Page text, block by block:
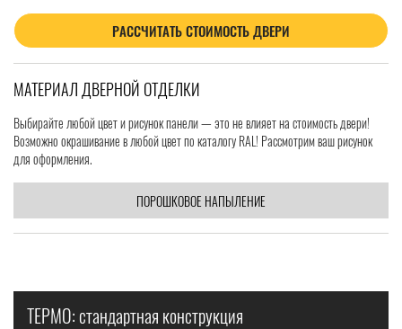
РАССЧИТАТЬ СТОИМОСТЬ ДВЕРИ
МАТЕРИАЛ ДВЕРНОЙ ОТДЕЛКИ
Выбирайте любой цвет и рисунок панели — это не влияет на стоимость двери!
Возможно окрашивание в любой цвет по каталогу RAL! Рассмотрим ваш рисунок
для оформления.
ПОРОШКОВОЕ НАПЫЛЕНИЕ
ТЕРМО: стандартная конструкция